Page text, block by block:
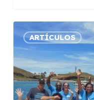
cómo
fue
la
mentoría
que
ARTÍCULOS